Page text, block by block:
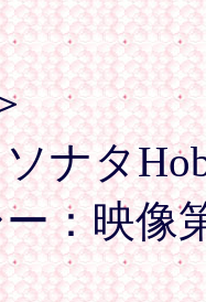
ナタ
：映